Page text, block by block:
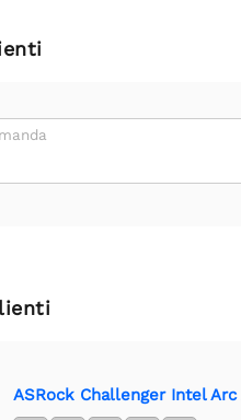
ASRock Challenger Intel Arc